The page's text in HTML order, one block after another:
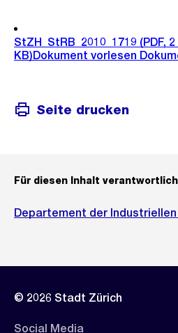
StZH_StRB_2010_1719 (PDF,
KB)Dokument vorlesen
Seite drucken
Für diesen Inhalt verantwortlich
Departement der
© 2026 Stadt Zürich
Social Media